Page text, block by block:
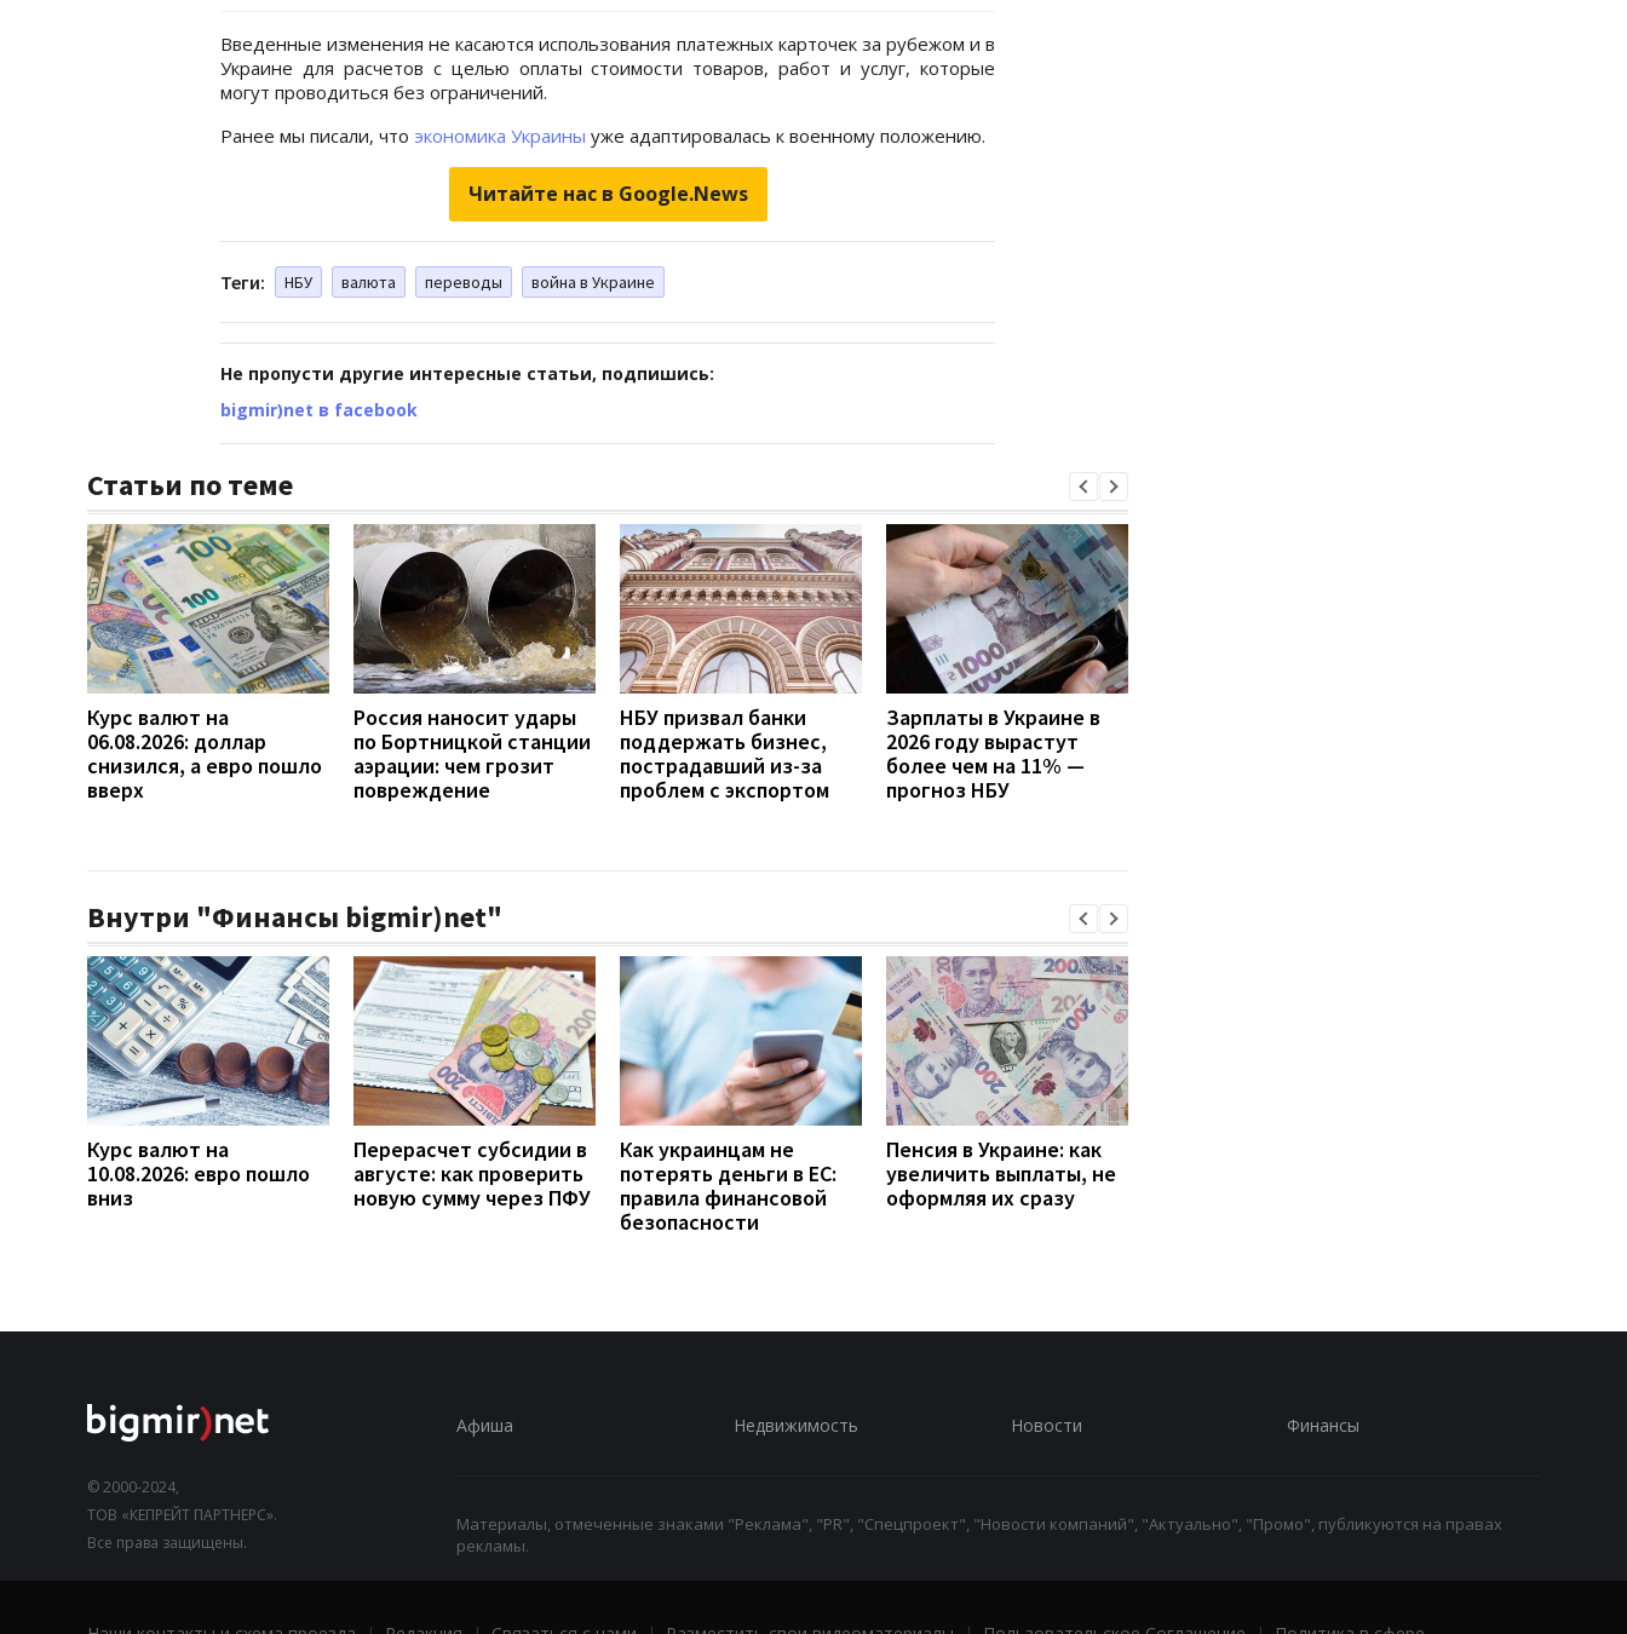
Введенные изменения не касаются использования платежных карточек за рубежом и в
Украине для расчетов с целью оплаты стоимости товаров, работ и услуг, которые
могут проводиться без ограничений.
Ранее мы писали, что экономика Украины уже адаптировалась к военному положению.
Читайте нас в Google.News
Теги: НБУ валюта переводы война в Украине
Не пропусти другие интересные статьи, подпишись:
bigmir)net в facebook
Статьи по теме
Курс валют на
06.08.2026: доллар
снизился, а евро пошло
вверх
Россия наносит удары
по Бортницкой станции
аэрации: чем грозит
повреждение
НБУ призвал банки
поддержать бизнес,
пострадавший из-за
проблем с экспортом
Зарплаты в Украине в
2026 году вырастут
более чем на 11% —
прогноз НБУ
Внутри "Финансы bigmir)net"
Курс валют на
10.08.2026: евро пошло
вниз
Перерасчет субсидии в
августе: как проверить
новую сумму через ПФУ
Как украинцам не
потерять деньги в ЕС:
правила финансовой
безопасности
Пенсия в Украине: как
увеличить выплаты, не
оформляя их сразу
© 2000-2024,
ТОВ «КЕПРЕЙТ ПАРТНЕРС».
Все права защищены.
Афиша Недвижимость Новости Финансы
Материалы, отмеченные знаками "Реклама", "PR", "Спецпроект", "Новости компаний", "Актуально", "Промо", публикуются на правах
рекламы.